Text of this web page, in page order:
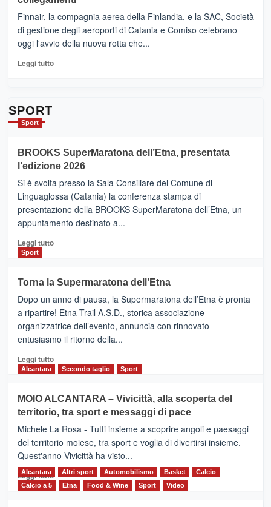
–
Ci
siamo
quasi….
pronti
per
Finnair, la compagnia aerea della Finlandia, e la SAC, Società
di gestione degli aeroporti di Catania e Comiso celebrano
oggi l'avvio della nuova rotta che...
Leggi tuttoLeggi
con
la
Al
via
i
collegamenti
SPORT
Sport
BROOKS SuperMaratona dell’Etna, presentata
l’edizione 2026
Si è svolta presso la Sala Consiliare del Comune di
Linguaglossa (Catania) la conferenza stampa di
presentazione della BROOKS SuperMaratona dell’Etna, un
appuntamento destinato a...
Leggi tuttoLeggi
BROOKS
SuperMaratona
dell’Etna,
presentata
l’edizione
2026
Sport
Torna la Supermaratona dell’Etna
Dopo un anno di pausa, la Supermaratona dell’Etna è pronta
a ripartire! Etna Trail A.S.D., storica associazione
organizzatrice dell’evento, annuncia con rinnovato
entusiasmo il ritorno della...
Leggi tuttoLeggi
Torna
la
Supermaratona
dell’Etna
Alcantara Secondo taglio Sport
MOIO ALCANTARA – Vivicittà, alla scoperta del
territorio, tra sport e messaggi di pace
Michele La Rosa - Tutti insieme a scoprire angoli e paesaggi
del territorio moiese, tra sport e voglia di divertirsi insieme.
Quest'anno Vivicittà ha visto...
Leggi tutto Leggi
Alcantara Altri sport Automobilismo Basket
Calcio
Calcio a 5
Etna Food & Wine Sport Video